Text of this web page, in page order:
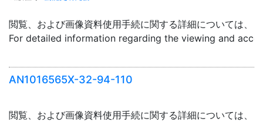
閲覧、および画像資料使用手続に関する詳細については、「
For detailed information regarding the viewing and
AN1016565X-32-94-110
閲覧、および画像資料使用手続に関する詳細については、「